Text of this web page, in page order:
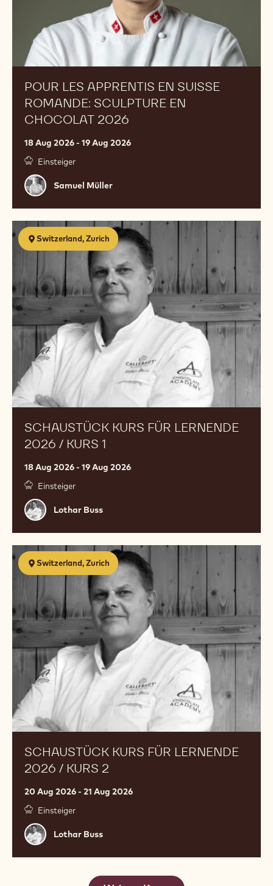
POUR LES APPRENTIS EN SUISSE
ROMANDE: SCULPTURE EN
CHOCOLAT 2026
18 Aug 2026 - 19 Aug 2026
Einsteiger
Samuel
Müller
Samuel Müller
Switzerland, Zurich
SCHAUSTÜCK KURS FÜR LERNENDE
2026 / KURS 1
18 Aug 2026 - 19 Aug 2026
Einsteiger
Lothar
Buss
Lothar Buss
Schaustück
Kurs
Lernende
2026
/
Kurs
1
Switzerland, Zurich
SCHAUSTÜCK KURS FÜR LERNENDE
2026 / KURS 2
20 Aug 2026 - 21 Aug 2026
Einsteiger
Lothar
Buss
Lothar Buss
Schaustück
Kurs
Lernende
2026
/
Kurs